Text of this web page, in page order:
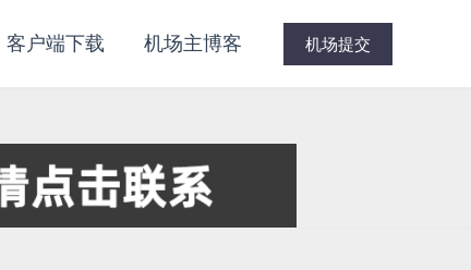
客户端下载 机场主博客 机场提交